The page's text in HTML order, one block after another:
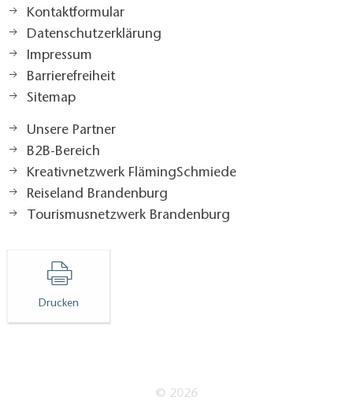
Kontaktformular
Datenschutzerklärung
Impressum
Barrierefreiheit
Sitemap
Unsere Partner
B2B-Bereich
Kreativnetzwerk FlämingSchmiede
Reiseland Brandenburg
Tourismusnetzwerk Brandenburg
Drucken
© 2026